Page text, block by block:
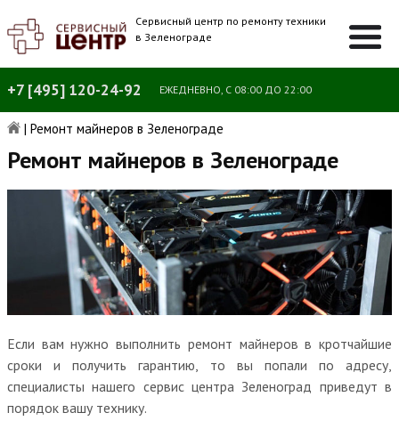
Сервисный центр по ремонту техники
в Зеленограде
+7 [495] 120-24-92 ЕЖЕДНЕВНО, С 08:00 ДО 22:00
| Ремонт майнеров в Зеленограде
Ремонт майнеров в Зеленограде
Если вам нужно выполнить ремонт майнеров в кротчайшие
сроки и получить гарантию, то вы попали по адресу,
специалисты нашего сервис центра Зеленоград приведут в
порядок вашу технику.